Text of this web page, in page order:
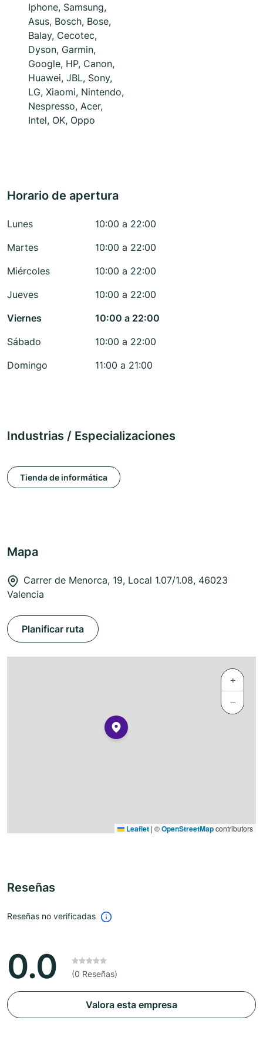
Iphone, Samsung,
Asus, Bosch, Bose,
Balay, Cecotec,
Dyson, Garmin,
Google, HP, Canon,
Huawei, JBL, Sony,
LG, Xiaomi, Nintendo,
Nespresso, Acer,
Intel, OK, Oppo
Horario de apertura
Lunes
10:00 a 22:00
Martes
10:00 a 22:00
Miércoles
10:00 a 22:00
Jueves
10:00 a 22:00
Viernes
10:00 a 22:00
Sábado
10:00 a 22:00
Domingo
11:00 a 21:00
Industrias / Especializaciones
Tienda de informática
Mapa
Carrer de Menorca, 19, Local 1.07/1.08, 46023
Valencia
Planificar ruta
+
−
Leaflet | ©OpenStreetMapcontributors
Reseñas
Reseñas no verificadas
0.0 (0 Reseñas)
Valora esta empresa